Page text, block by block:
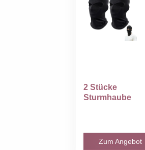
2 Stücke
Sturmhaube
Zum Angebot